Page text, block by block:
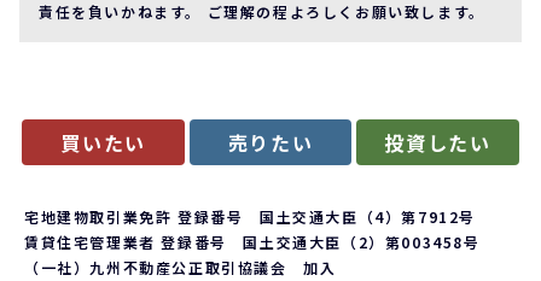
責任を負いかねます。 ご理解の程よろしくお願い致します。
買いたい 売りたい 投資したい
宅地建物取引業免許 登録番号 国土交通大臣（4）第7912号
賃貸住宅管理業者 登録番号 国土交通大臣（2）第003458号
（一社）九州不動産公正取引協議会 加入